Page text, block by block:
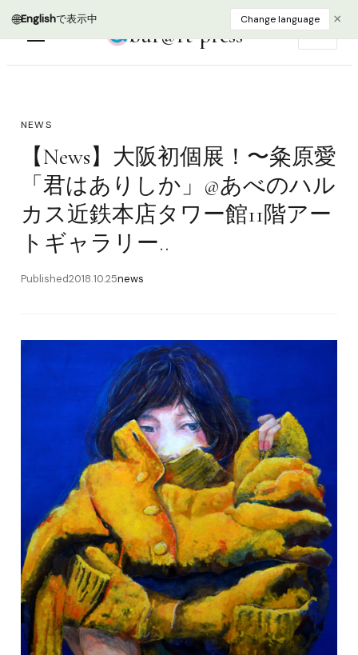
🌐Englishで表示中 Change language ×
bur@rt press
NEWS
【News】大阪初個展！〜粂原愛
「君はありしか」@あべのハル
カス近鉄本店タワー館11階アー
トギャラリー..
Published2018.10.25news